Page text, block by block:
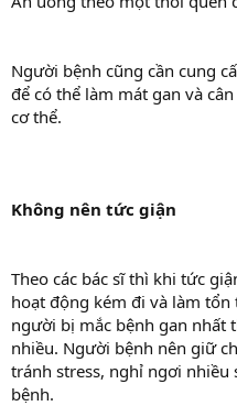
Người bệnh cũng cần cung
để có thể làm mát gan và
cơ thể.
Không nên tức giận
Theo các bác sĩ thì khi tức
hoạt động kém đi và làm
người bị mắc bệnh gan nhất
nhiều. Người bệnh nên giữ
tránh stress, nghỉ ngơi
bệnh.